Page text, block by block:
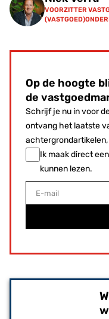
VOORZITTER
Op de hoogte
de
Schrijf je nu in voor
ontvang het laatste
Ik maak direct
kunnen lezen.
E-mail